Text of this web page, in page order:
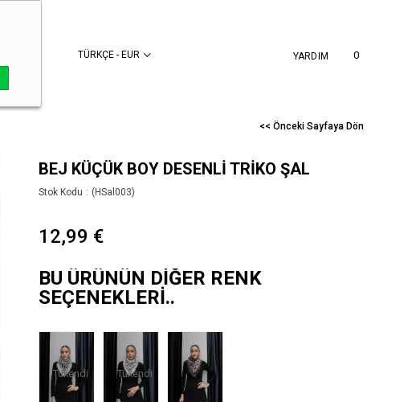
YARDIM
TÜRKÇE - EUR 0
<< Önceki Sayfaya Dön
BEJ KÜÇÜK BOY DESENLI TRIKO ŞAL
Stok Kodu (HSal003)
12,99 €
BU ÜRÜNÜN DIĞER RENK
SEÇENEKLERI..
Tükendi Tükendi